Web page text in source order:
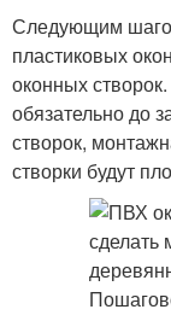
Следующим
пластиковых
оконных
обязательно до
створок,
створки будут